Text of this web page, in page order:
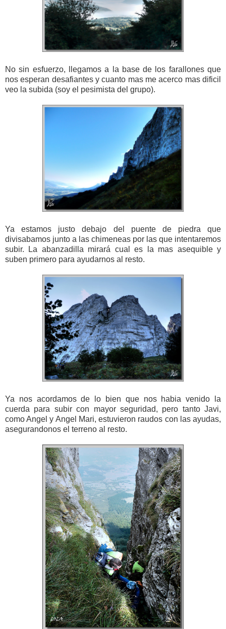
No sin esfuerzo, llegamos a la base de los farallones que
nos esperan desafiantes y cuanto mas me acerco mas dificil
veo la subida (soy el pesimista del grupo).
Ya estamos justo debajo del puente de piedra que
divisabamos junto a las chimeneas por las que intentaremos
subir. La abanzadilla mirará cual es la mas asequible y
suben primero para ayudarnos al resto.
Ya nos acordamos de lo bien que nos habia venido la
cuerda para subir con mayor seguridad, pero tanto Javi,
como Angel y Angel Mari, estuvieron raudos con las ayudas,
asegurandonos el terreno al resto.